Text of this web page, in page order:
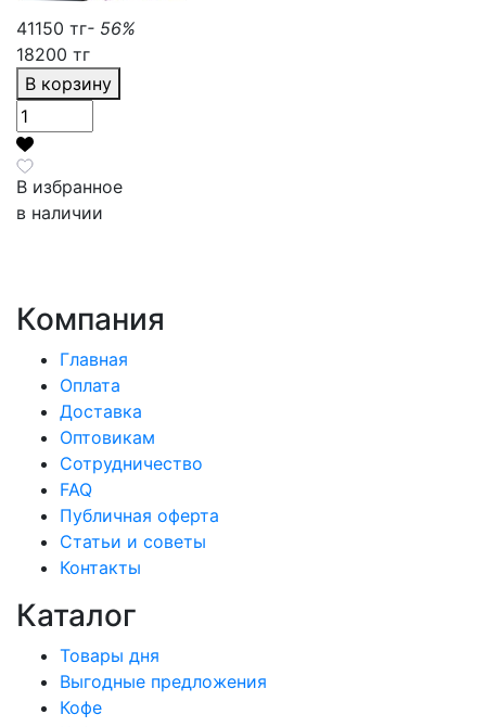
41150 тг- 56%
18200 тг
В корзину
В избранное
в наличии
Компания
Главная
Оплата
Доставка
Оптовикам
Сотрудничество
FAQ
Публичная оферта
Статьи и советы
Контакты
Каталог
Товары дня
Выгодные предложения
Кофе